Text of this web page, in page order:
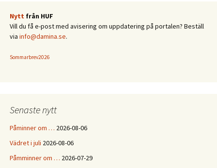
Nytt från HUF
Vill du få e-post med avisering om uppdatering på portalen? Beställ
via info@damina.se.
Sommarbrev2026
Senaste nytt
Påminner om … 2026-08-06
Vädret i juli 2026-08-06
Påmminner om … 2026-07-29